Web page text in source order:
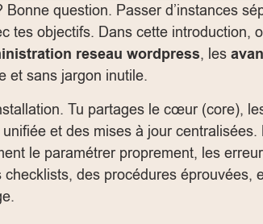
question. Passer d’instances
tes objectifs. Dans cette introduction,
reseau wordpress, les
et sans jargon inutile.
Tu partages le cœur (core),
et des mises à jour
le paramétrer proprement, les
des procédures éprouvées,